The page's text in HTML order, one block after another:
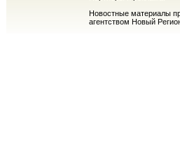
Новостные материалы
агентством Новый